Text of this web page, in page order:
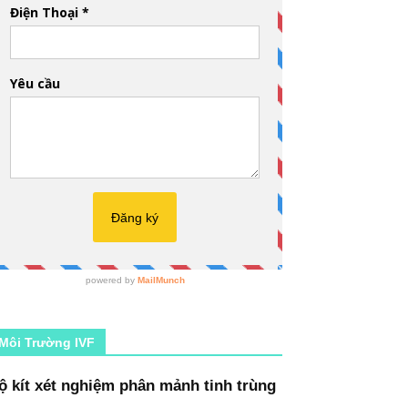
Trường IVF
kít xét nghiệm phân mảnh tinh trùng